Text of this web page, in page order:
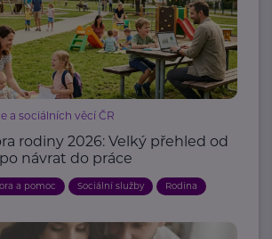
a sociálních věcí ČR
rodiny 2026: Velký přehled od
návrat do práce
a pomoc Sociální služby Rodina